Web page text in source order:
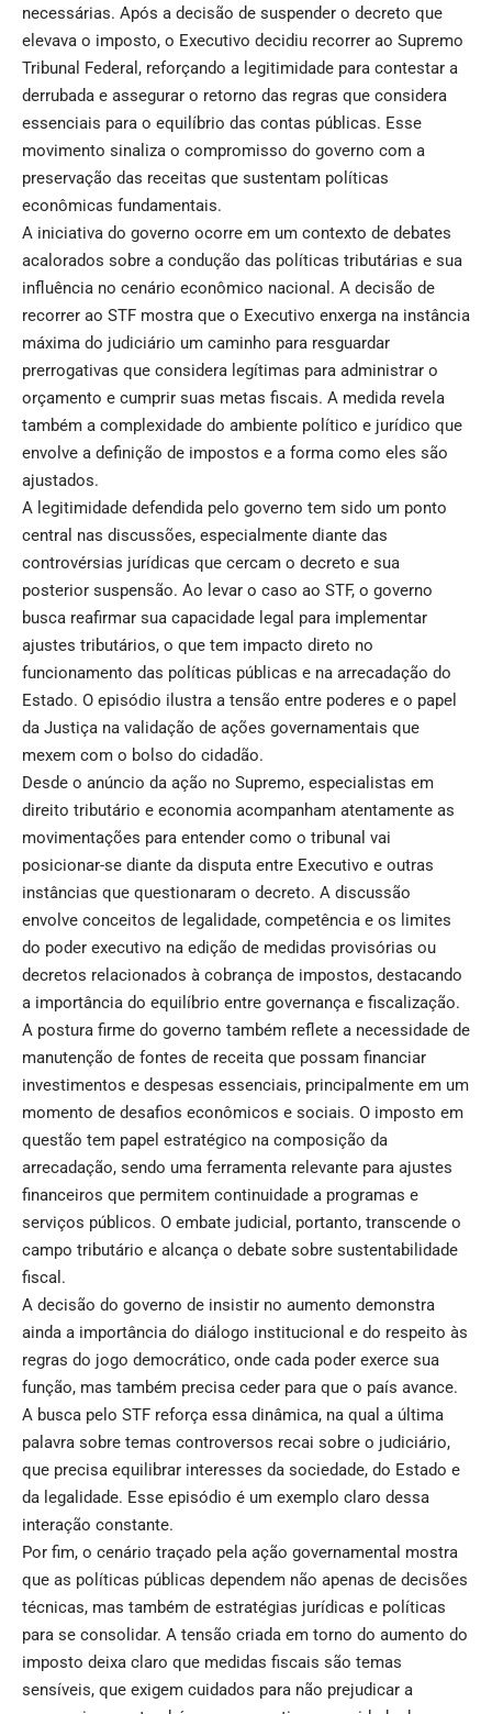
necessárias. Após a decisão de suspender o decreto que
elevava o imposto, o Executivo decidiu recorrer ao Supremo
Tribunal Federal, reforçando a legitimidade para contestar a
derrubada e assegurar o retorno das regras que considera
essenciais para o equilíbrio das contas públicas. Esse
movimento sinaliza o compromisso do governo com a
preservação das receitas que sustentam políticas
econômicas fundamentais.
A iniciativa do governo ocorre em um contexto de debates
acalorados sobre a condução das políticas tributárias e sua
influência no cenário econômico nacional. A decisão de
recorrer ao STF mostra que o Executivo enxerga na instância
máxima do judiciário um caminho para resguardar
prerrogativas que considera legítimas para administrar o
orçamento e cumprir suas metas fiscais. A medida revela
também a complexidade do ambiente político e jurídico que
envolve a definição de impostos e a forma como eles são
ajustados.
A legitimidade defendida pelo governo tem sido um ponto
central nas discussões, especialmente diante das
controvérsias jurídicas que cercam o decreto e sua
posterior suspensão. Ao levar o caso ao STF, o governo
busca reafirmar sua capacidade legal para implementar
ajustes tributários, o que tem impacto direto no
funcionamento das políticas públicas e na arrecadação do
Estado. O episódio ilustra a tensão entre poderes e o papel
da Justiça na validação de ações governamentais que
mexem com o bolso do cidadão.
Desde o anúncio da ação no Supremo, especialistas em
direito tributário e economia acompanham atentamente as
movimentações para entender como o tribunal vai
posicionar-se diante da disputa entre Executivo e outras
instâncias que questionaram o decreto. A discussão
envolve conceitos de legalidade, competência e os limites
do poder executivo na edição de medidas provisórias ou
decretos relacionados à cobrança de impostos, destacando
a importância do equilíbrio entre governança e fiscalização.
A postura firme do governo também reflete a necessidade de
manutenção de fontes de receita que possam financiar
investimentos e despesas essenciais, principalmente em um
momento de desafios econômicos e sociais. O imposto em
questão tem papel estratégico na composição da
arrecadação, sendo uma ferramenta relevante para ajustes
financeiros que permitem continuidade a programas e
serviços públicos. O embate judicial, portanto, transcende o
campo tributário e alcança o debate sobre sustentabilidade
fiscal.
A decisão do governo de insistir no aumento demonstra
ainda a importância do diálogo institucional e do respeito às
regras do jogo democrático, onde cada poder exerce sua
função, mas também precisa ceder para que o país avance.
A busca pelo STF reforça essa dinâmica, na qual a última
palavra sobre temas controversos recai sobre o judiciário,
que precisa equilibrar interesses da sociedade, do Estado e
da legalidade. Esse episódio é um exemplo claro dessa
interação constante.
Por fim, o cenário traçado pela ação governamental mostra
que as políticas públicas dependem não apenas de decisões
técnicas, mas também de estratégias jurídicas e políticas
para se consolidar. A tensão criada em torno do aumento do
imposto deixa claro que medidas fiscais são temas
sensíveis, que exigem cuidados para não prejudicar a